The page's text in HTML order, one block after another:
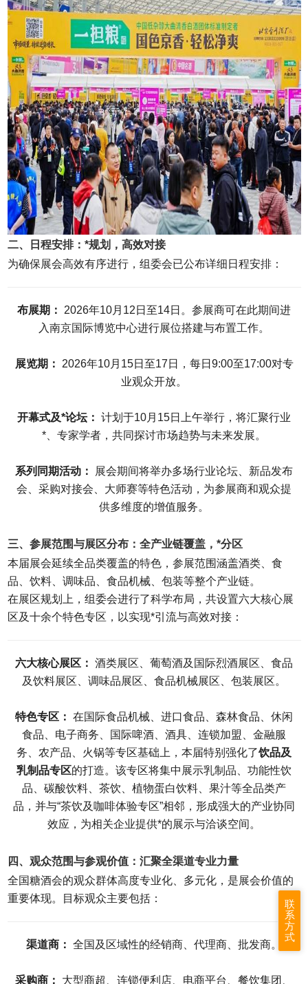
二、日程安排：*规划，高效对接
为确保展会高效有序进行，组委会已公布详细日程安排：
布展期：
2026年10月12日至14日。参展商可在此期间进
入南京国际博览中心进行展位搭建与布置工作。
展览期：
2026年10月15日至17日，每日9:00至17:00对专
业观众开放。
开幕式及*论坛： 计划于10月15日上午举行，将汇聚行业
*、专家学者，共同探讨市场趋势与未来发展。
系列同期活动：
展会期间将举办多场行业论坛、新品发布
会、采购对接会、大师赛等特色活动，为参展商和观众提
供多维度的增值服务。
三、参展范围与展区分布：全产业链覆盖，*分区
本届展会延续全品类覆盖的特色，参展范围涵盖酒类、食
品、饮料、调味品、食品机械、包装等整个产业链。
在展区规划上，组委会进行了科学布局，共设置六大核心展
区及十余个特色专区，以实现*引流与高效对接：
六大核心展区： 酒类展区、葡萄酒及国际烈酒展区、食品
及饮料展区、调味品展区、食品机械展区、包装展区。
特色专区： 在国际食品机械、进口食品、森林食品、休闲
食品、电子商务、国际啤酒、酒具、连锁加盟、金融服
务、农产品、火锅等专区基础上，本届特别强化了饮品及
乳制品专区的打造。该专区将集中展示乳制品、功能性饮
品、碳酸饮料、茶饮、植物蛋白饮料、果汁等全品类产
品，并与“茶饮及咖啡体验专区”相邻，形成强大的产业协同
效应，为相关企业提供*的展示与洽谈空间。
四、观众范围与参观价值：汇聚全渠道专业力量
全国糖酒会的观众群体高度专业化、多元化，是展会价值的
重要体现。目标观众主要包括：
渠道商： 全国及区域性的经销商、代理商、批发商。
采购商： 大型商超、连锁便利店、电商平台、餐饮集团、
联
系
方
式